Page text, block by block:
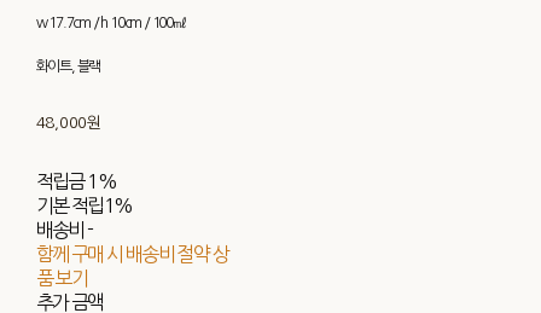
w 17.7cm / h 10cm / 100㎖
화이트, 블랙
48,000원
적립금 1%
기본 적립1%
배송비-
함께 구매 시 배송비 절약 상
품 보기
추가 금액